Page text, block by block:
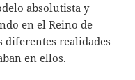
absolutista y
en el Reino de
diferentes realidades
en ellos.